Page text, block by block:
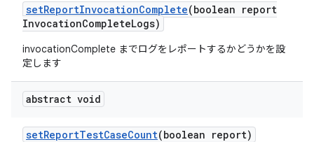
setReportInvocationComplete(boolean report
InvocationCompleteLogs)
invocationComplete までログをレポートするかどうかを設
定します
abstract void
setReportTestCaseCount(boolean report)